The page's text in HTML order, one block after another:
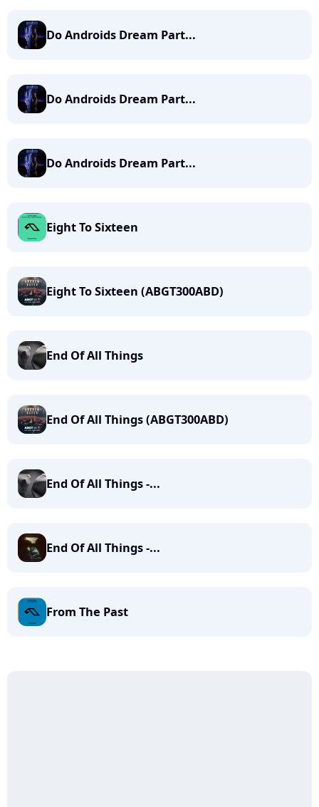
Do Androids Dream Part...
Do Androids Dream Part...
Do Androids Dream Part...
Eight To Sixteen
Eight To Sixteen (ABGT300ABD)
End Of All Things
End Of All Things (ABGT300ABD)
End Of All Things -...
End Of All Things -...
From The Past